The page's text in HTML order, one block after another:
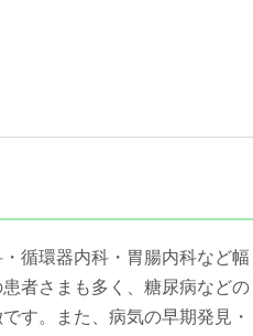
循環器内科・胃腸内科など幅
者さまも多く、糖尿病などの
す。また、病気の早期発見・